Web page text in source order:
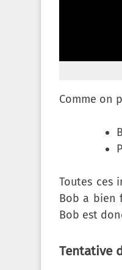
Comme on
Toutes ces
Bob a bien
Bob est
Tentative